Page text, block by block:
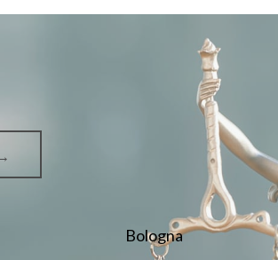
Bologna